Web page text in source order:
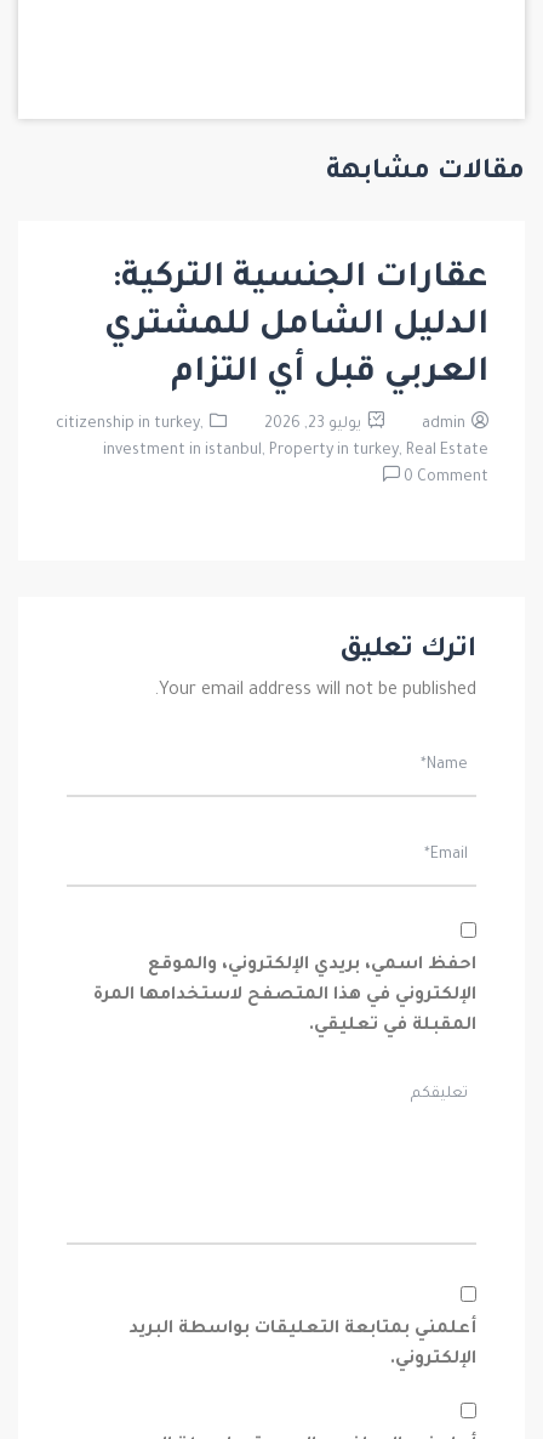
مقالات مشابهة
عقارات الجنسية التركية:
الدليل الشامل للمشتري
العربي قبل أي التزام
admin يوليو 23, 2026
citizenship in turkey,
investment in istanbul, Property in turkey, Real Estate
0 Comment
اترك تعليق
Your email address will not be published.
احفظ اسمي، بريدي الإلكتروني، والموقع
الإلكتروني في هذا المتصفح لاستخدامها المرة
المقبلة في تعليقي.
أعلمني بمتابعة التعليقات بواسطة البريد
الإلكتروني.